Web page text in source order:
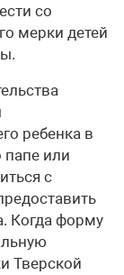
со
мерки детей
ребенка в
или
с
Когда форму
Тверской